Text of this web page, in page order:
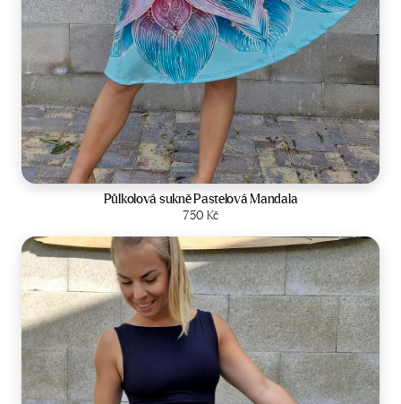
Velikost: 34-42
Půlkolová sukně Pastelová Mandala
750 Kč
Zobrazit produkt